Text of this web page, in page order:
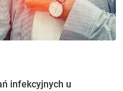
infekcyjnych u